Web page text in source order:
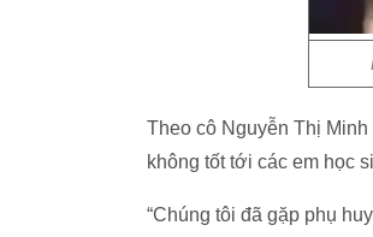
Theo cô Nguyễn Thị
không tốt tới các em học
“Chúng tôi đã gặp phụ